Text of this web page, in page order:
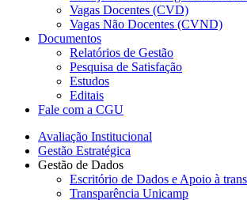
Vagas Docentes (CVD)
Vagas Não Docentes (CVND)
Documentos
Relatórios de Gestão
Pesquisa de Satisfação
Estudos
Editais
Fale com a CGU
Avaliação Institucional
Gestão Estratégica
Gestão de Dados
Escritório de Dados e Apoio à
Transparência Unicamp